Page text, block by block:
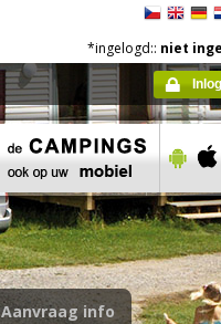
*ingelogd:: niet
Aanvraag info